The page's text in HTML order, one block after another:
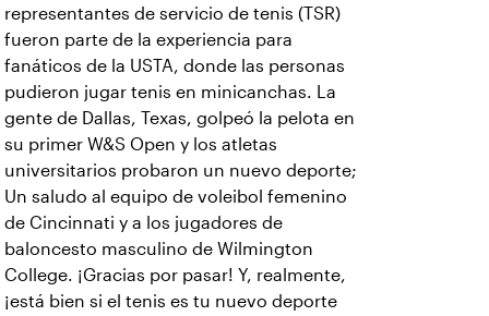
representantes de servicio de tenis (TSR)
fueron parte de la experiencia para
fanáticos de la USTA, donde las personas
pudieron jugar tenis en minicanchas. La
gente de Dallas, Texas, golpeó la pelota en
su primer W&S Open y los atletas
universitarios probaron un nuevo deporte;
Un saludo al equipo de voleibol femenino
de Cincinnati y a los jugadores de
baloncesto masculino de Wilmington
College. ¡Gracias por pasar! Y, realmente,
¡está bien si el tenis es tu nuevo deporte